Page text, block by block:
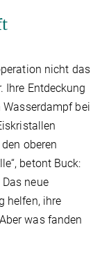
nicht das
Ihre Entdeckung
bei
oberen
betont Buck:
neue
helfen, ihre
was fanden